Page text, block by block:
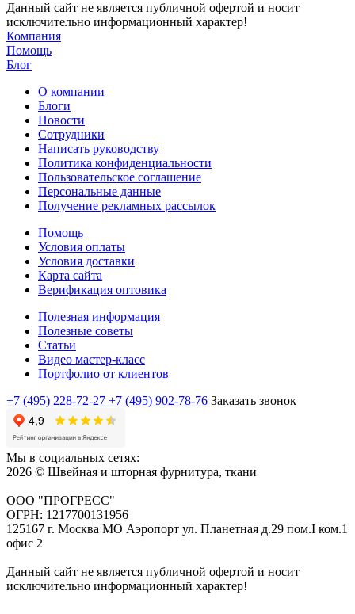
Данный сайт не является публичной офертой и носит
исключительно информационный характер!
Компания
Помощь
Блог
О компании
Блоги
Новости
Сотрудники
Написать руководству
Политика конфиденциальности
Пользовательское соглашение
Персональные данные
Получение рекламных рассылок
Помощь
Условия оплаты
Условия доставки
Карта сайта
Верификация оптовика
Полезная информация
Полезные советы
Статьи
Видео мастер-класс
Портфолио от клиентов
+7 (495) 228-72-27 +7 (495) 902-78-76 Заказать звонок
Мы в социальных сетях:
2026 © Швейная и шторная фурнитура, ткани
ООО "ПРОГРЕСС"
ОГРН: 1217700131956
125167 г. Москва МО Аэропорт ул. Планетная д.29 пом.I ком.1
офис 2
Данный сайт не является публичной офертой и носит
исключительно информационный характер!